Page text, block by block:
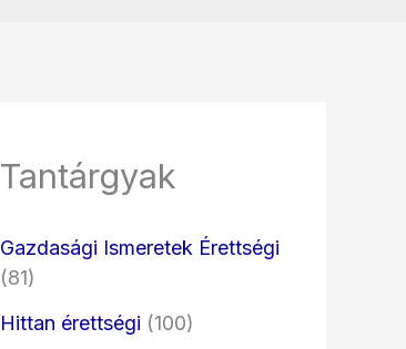
Tantárgyak
Gazdasági Ismeretek Érettségi
(81)
Hittan érettségi (100)